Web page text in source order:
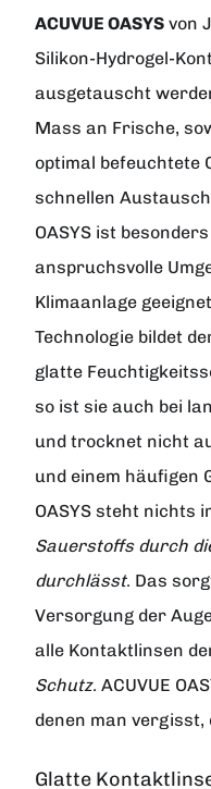
ACUVUE OASYS von
Silikon-Hydrogel-
ausgetauscht
Mass an Frische,
optimal befeuchtete
schnellen Austausch
OASYS ist
anspruchsvolle
Klimaanlage
Technologie bildet
glatte
so ist sie auch bei
und trocknet nicht
und einem häufigen
OASYS steht nichts
Sauerstoffs durch
durchlässt. Das
Versorgung der
alle Kontaktlinsen
Schutz. ACUVUE
denen man
Glatte